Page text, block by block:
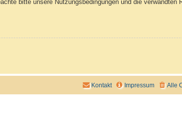
bitte unsere Nutzungsbedingungen und die verwandten
Alle
Impressum
Kontakt